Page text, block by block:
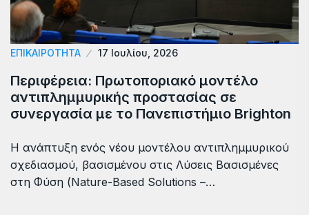
ΕΠΙΚΑΙΡΟΤΗΤΑ 17 Ιουλίου, 2026
Περιφέρεια: Πρωτοποριακό μοντέλο
αντιπλημμυρικής προστασίας σε
συνεργασία με το Πανεπιστήμιο Brighton
Η ανάπτυξη ενός νέου μοντέλου αντιπλημμυρικού
σχεδιασμού, βασισμένου στις Λύσεις Βασισμένες
στη Φύση (Nature-Based Solutions –…